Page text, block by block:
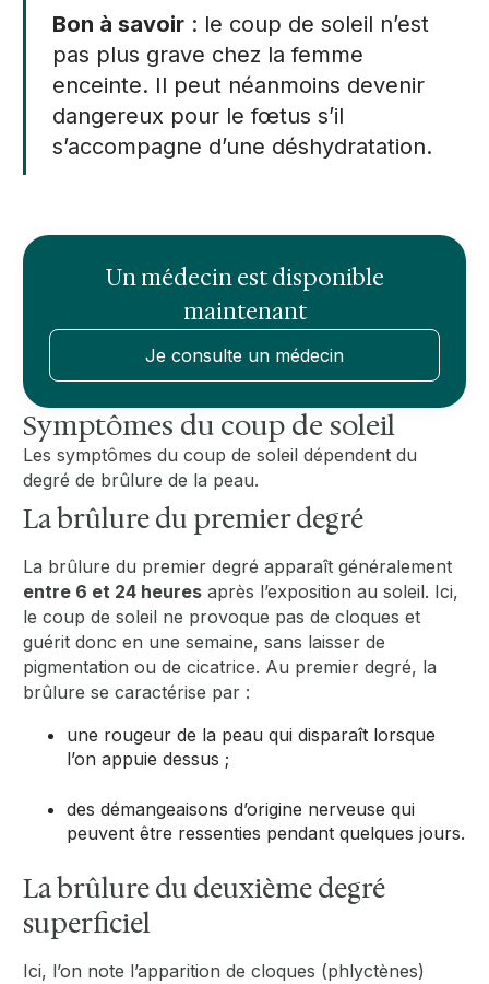
Bon à savoir : le coup de soleil n’est
pas plus grave chez la femme
enceinte. Il peut néanmoins devenir
dangereux pour le fœtus s’il
s’accompagne d’une déshydratation.
Un médecin est disponible
maintenant
Je consulte un médecin
Symptômes du coup de soleil
Les symptômes du coup de soleil dépendent du
degré de brûlure de la peau.
La brûlure du premier degré
La brûlure du premier degré apparaît généralement
entre 6 et 24 heures après l’exposition au soleil. Ici,
le coup de soleil ne provoque pas de cloques et
guérit donc en une semaine, sans laisser de
pigmentation ou de cicatrice. Au premier degré, la
brûlure se caractérise par :
une rougeur de la peau qui disparaît lorsque
l’on appuie dessus ;
des démangeaisons d’origine nerveuse qui
peuvent être ressenties pendant quelques jours.
La brûlure du deuxième degré
superficiel
Ici, l’on note l’apparition de cloques (phlyctènes)